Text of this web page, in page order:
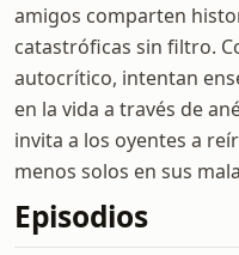
amigos comparten
catastróficas sin filtro.
autocrítico, intentan
en la vida a través de
invita a los oyentes a
menos solos en sus
Episodios